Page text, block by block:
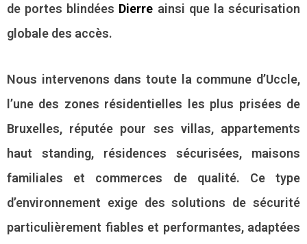
de portes blindées Dierre ainsi que la sécurisation
globale des accès.
Nous intervenons dans toute la commune d’Uccle,
l’une des zones résidentielles les plus prisées de
Bruxelles, réputée pour ses villas, appartements
haut standing, résidences sécurisées, maisons
familiales et commerces de qualité. Ce type
d’environnement exige des solutions de sécurité
particulièrement fiables et performantes, adaptées